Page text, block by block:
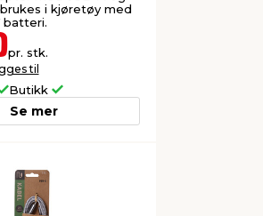
brukes i kjøretøy med
batteri.
pr. stk.
til
Butikk
Se mer